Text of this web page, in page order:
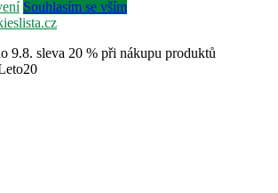
Souhlasím se vším
9.8. sleva 20 % při nákupu produktů